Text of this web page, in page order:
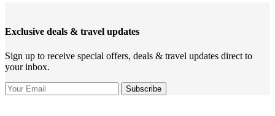
Exclusive deals & travel updates
Sign up to receive special offers, deals & travel updates direct to
your inbox.